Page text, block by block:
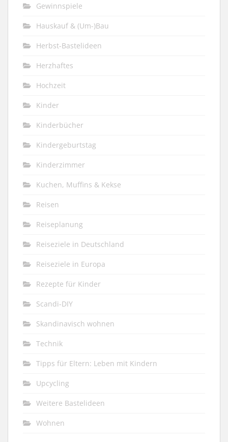
Gewinnspiele
Hauskauf & (Um-)Bau
Herbst-Bastelideen
Herzhaftes
Hochzeit
Kinder
Kinderbücher
Kindergeburtstag
Kinderzimmer
Kuchen, Muffins & Kekse
Reisen
Reiseplanung
Reiseziele in Deutschland
Reiseziele in Europa
Rezepte für Kinder
Scandi-DIY
Skandinavisch wohnen
Technik
Tipps für Eltern: Leben mit Kindern
Upcycling
Weitere Bastelideen
Wohnen